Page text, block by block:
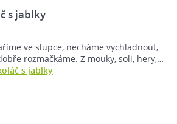
s jablky
ve slupce, necháme vychladnout,
rozmačkáme. Z mouky, soli, hery,…
s jablky